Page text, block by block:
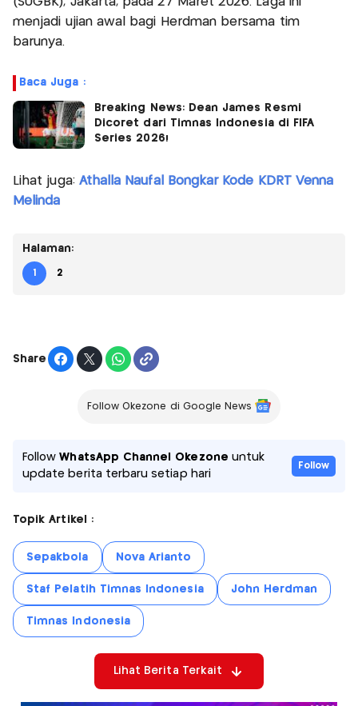
menjadi ujian awal bagi Herdman bersama tim
barunya.
Baca Juga :
Breaking News: Dean James Resmi
Dicoret dari Timnas Indonesia di FIFA
Series 2026!
Lihat juga: Athalla Naufal Bongkar Kode KDRT Venna
Melinda
Halaman:
1 2
Share
Follow Okezone di Google News
FollowWhatsApp Channel Okezone untuk
update berita terbaru setiap hari
Follow
Topik Artikel :
Sepakbola Nova Arianto
Staf Pelatih Timnas Indonesia John Herdman
Timnas Indonesia
Lihat Berita Terkait